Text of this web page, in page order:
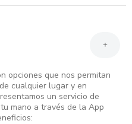
+
opciones que nos permitan
cualquier lugar y en
un servicio de
mano a través de la App